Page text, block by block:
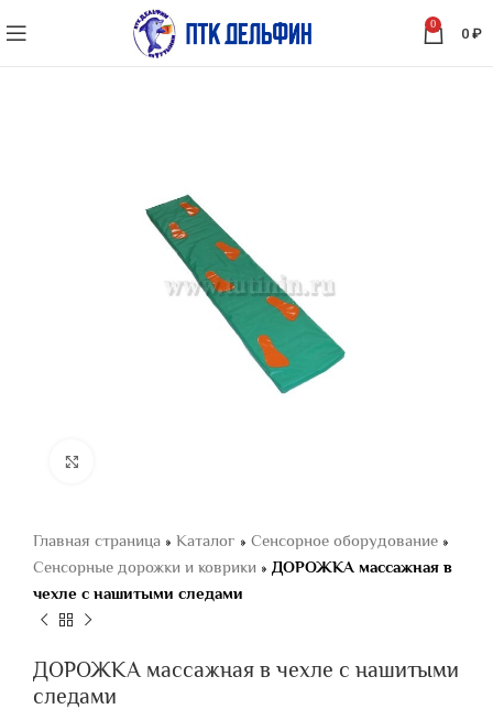
0
0 ₽
Главная страница » Каталог » Сенсорное оборудование »
Сенсорные дорожки и коврики » ДОРОЖКА массажная в
чехле с нашитыми следами
ДОРОЖКА массажная в чехле с нашитыми
следами